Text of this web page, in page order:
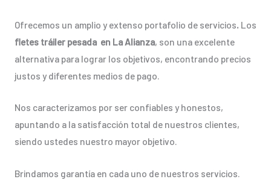
Ofrecemos un amplio y extenso portafolio de servicios. Los
fletes tráiler pesada en La Alianza, son una excelente
alternativa para lograr los objetivos, encontrando precios
justos y diferentes medios de pago.
Nos caracterizamos por ser confiables y honestos,
apuntando a la satisfacción total de nuestros clientes,
siendo ustedes nuestro mayor objetivo.
Brindamos garantía en cada uno de nuestros servicios.